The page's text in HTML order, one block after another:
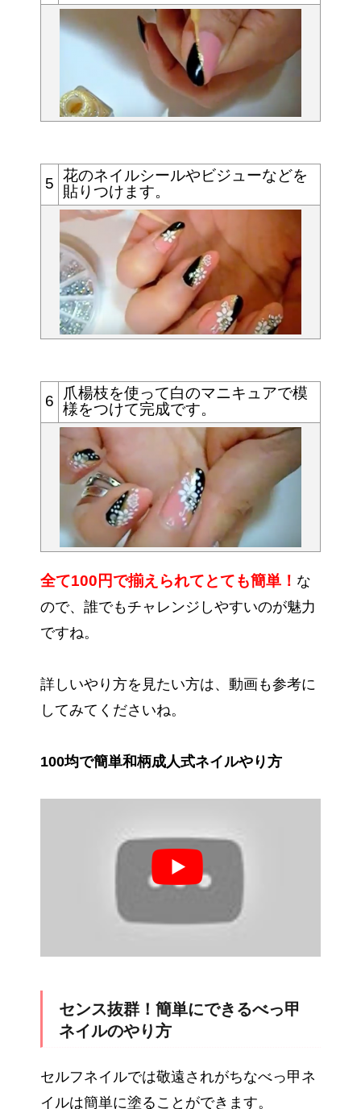
5 花のネイルシールやビジューなどを
貼りつけます。
6
爪楊枝を使って白のマニキュアで模
様をつけて完成です。
全て100円で揃えられてとても簡単！ な
ので、誰でもチャレンジしやすいのが魅力
ですね。
詳しいやり方を見たい方は、動画も参考に
してみてくださいね。
100均で簡単和柄成人式ネイルやり方
センス抜群！簡単にできるべっ甲
ネイルのやり方
セルフネイルでは敬遠されがちなべっ甲ネ
イルは簡単に塗ることができます。